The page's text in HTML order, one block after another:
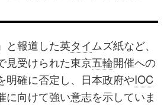
と報道した英タイムズ紙など、
見受けられた東京五輪開催への
明確に否定し、日本政府やIOC
に向けて強い意志を示していま